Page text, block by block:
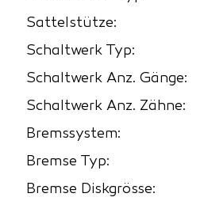
Sattelstütze:
Schaltwerk Typ:
Schaltwerk Anz. Gänge:
Schaltwerk Anz. Zähne:
Bremssystem:
Bremse Typ:
Bremse Diskgrösse: